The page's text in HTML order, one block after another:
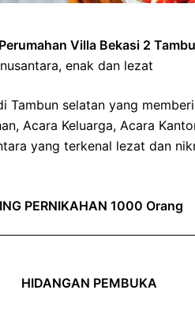
Villa Bekasi 2
enak dan lezat
Tambun selatan yang
Acara Keluarga, Acara
yang terkenal lezat dan
PERNIKAHAN 1000 Orang
HIDANGAN PEMBUKA